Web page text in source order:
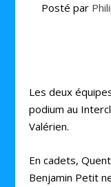
Posté par
Les deux
podium au
Valérien.
En cadets,
Benjamin Petit